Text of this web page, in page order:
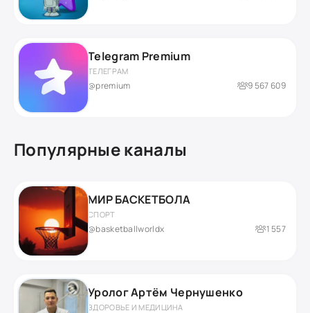
Telegram Premium
ТЕЛЕГРАМ
@premium 9 567 609
Популярные каналы
МИР БАСКЕТБОЛА
СПОРТ
@basketballworldx 1 557
Уролог Артём Чернушенко
ЗДОРОВЬЕ И МЕДИЦИНА